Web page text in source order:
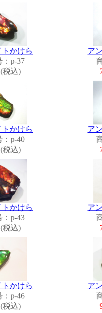
かけら
：p-37
(税込)
ア
かけら
：p-40
(税込)
ア
かけら
：p-43
(税込)
ア
かけら
：p-46
(税込)
ア